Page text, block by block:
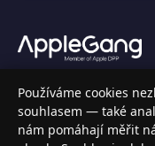
Váš specializovaný
elektronikou.
Používáme cookies
souhlasem — také
nám pomáhají měřit